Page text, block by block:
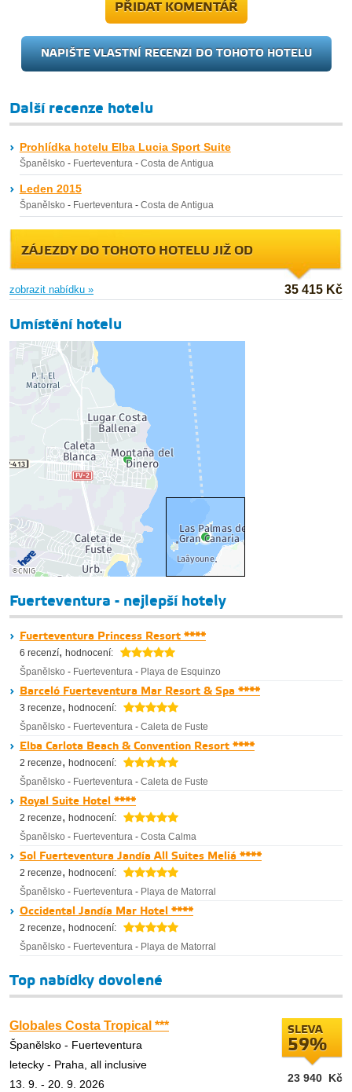
PŘIDAT KOMENTÁŘ
NAPIŠTE VLASTNÍ RECENZI DO TOHOTO HOTELU
Další recenze hotelu
Prohlídka hotelu Elba Lucia Sport Suite
Španělsko - Fuerteventura- Costa de Antigua
Leden 2015
Španělsko - Fuerteventura- Costa de Antigua
ZÁJEZDY DO TOHOTO HOTELU JIŽ OD
zobrazit nabídku » 35 415 Kč
Umístění hotelu
Fuerteventura - nejlepší hotely
Fuerteventura Princess Resort ****
6 recenzí, hodnocení:
Španělsko - Fuerteventura - Playa de Esquinzo
Barceló Fuerteventura Mar Resort & Spa ****
3 recenze, hodnocení:
Španělsko - Fuerteventura - Caleta de Fuste
Elba Carlota Beach & Convention Resort ****
2 recenze, hodnocení:
Španělsko - Fuerteventura - Caleta de Fuste
Royal Suite Hotel ****
2 recenze, hodnocení:
Španělsko - Fuerteventura - Costa Calma
Sol Fuerteventura Jandía All Suites Meliá ****
2 recenze, hodnocení:
Španělsko - Fuerteventura - Playa de Matorral
Occidental Jandía Mar Hotel ****
2 recenze, hodnocení:
Španělsko - Fuerteventura - Playa de Matorral
Top nabídky dovolené
Globales Costa Tropical ***
Španělsko - Fuerteventura
letecky - Praha, all inclusive
13. 9. - 20. 9. 2026
SLEVA
59%
23 940 Kč